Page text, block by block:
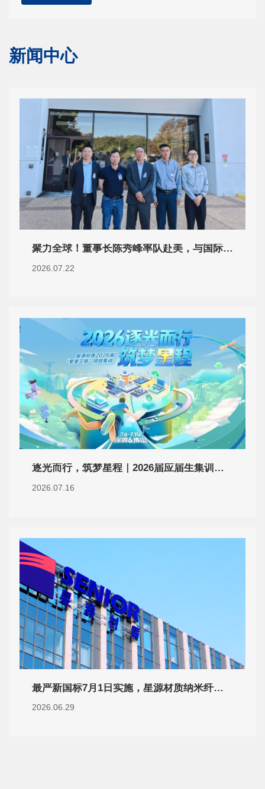
新闻中心
聚力全球！董事长陈秀峰率队赴美，与国际头部企业共研高性能隔膜方案
2026.07.22
逐光而行，筑梦星程｜2026届应届生集训圆满收官！
2026.07.16
最严新国标7月1日实施，星源材质纳米纤维隔膜为电池安全筑牢“2小时防线”
2026.06.29